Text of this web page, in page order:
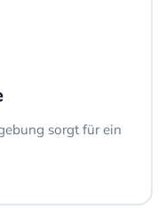
sorgt für ein